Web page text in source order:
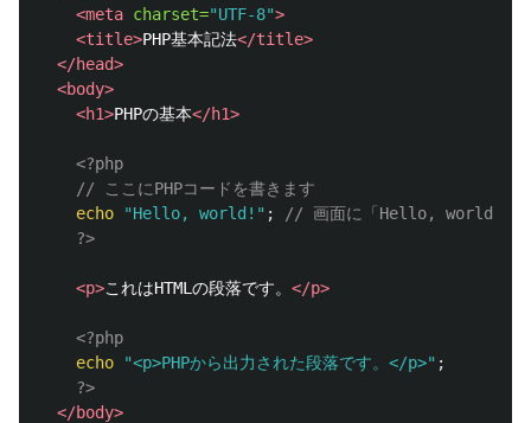
<meta charset="UTF-8">
<title>PHP基本記法</title>
</head>
<body>
<h1>PHPの基本</h1>
<?php
// ここにPHPコードを書きます
echo
"Hello, world!" ;
// 画面に「Hello, world!」
?>
<p>これはHTMLの段落です。 </p>
<?php
echo
"<p>PHPから出力された段落です。</p>" ;
?>
</body>